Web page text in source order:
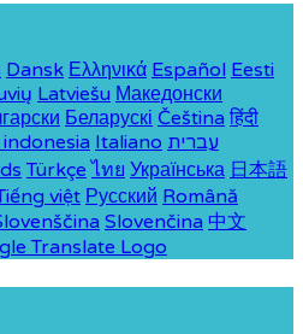
Dansk Ελληνικά Español Eesti
Latviešu Македонски
Беларускі Čeština हिंदी
Italiano עברית
Türkçe ไทย Українська 日本語
việt Русский Română
Slovenčina 中文